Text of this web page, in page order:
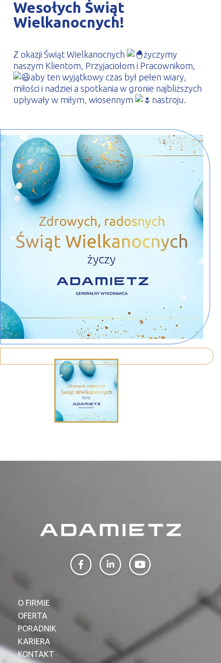
PROFILAR – profile zimnogięte
DE
Wesołych Świąt
Wielkanocnych!
Z okazji Świąt Wielkanocnych
życzymy
naszym Klientom, Przyjaciołom i Pracownikom,
aby ten wyjątkowy czas był pełen wiary,
miłości i nadziei a spotkania w gronie najbliższych
upływały w miłym, wiosennym
nastroju.
O FIRMIE
OFERTA
PORADNIK
KARIERA
KONTAKT